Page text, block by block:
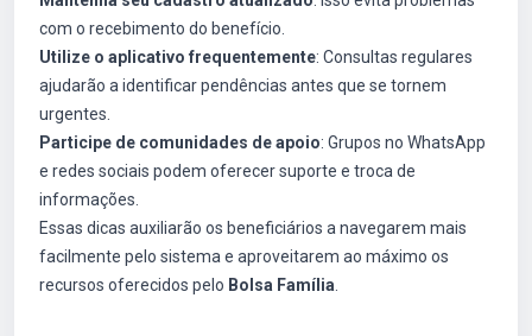
com o recebimento do benefício.
Utilize o aplicativo frequentemente: Consultas regulares
ajudarão a identificar pendências antes que se tornem
urgentes.
Participe de comunidades de apoio: Grupos no WhatsApp
e redes sociais podem oferecer suporte e troca de
informações.
Essas dicas auxiliarão os beneficiários a navegarem mais
facilmente pelo sistema e aproveitarem ao máximo os
recursos oferecidos pelo Bolsa Família